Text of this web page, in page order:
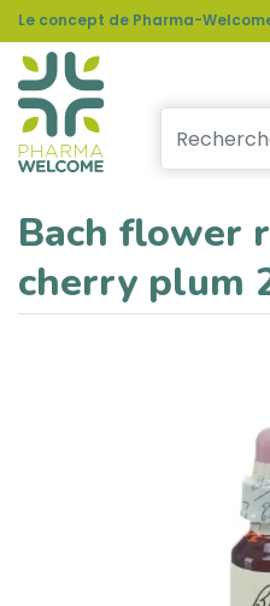
Le concept de Pharma-
Bach flower
cherry plum